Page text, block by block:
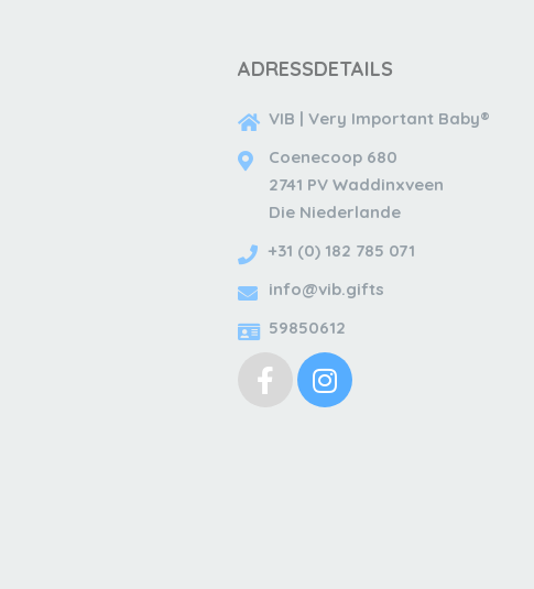
ADRESSDETAILS
VIB | Very Important Baby®
Coenecoop 680
2741 PV Waddinxveen
Die Niederlande
+31 (0) 182 785 071
info@vib.gifts
59850612